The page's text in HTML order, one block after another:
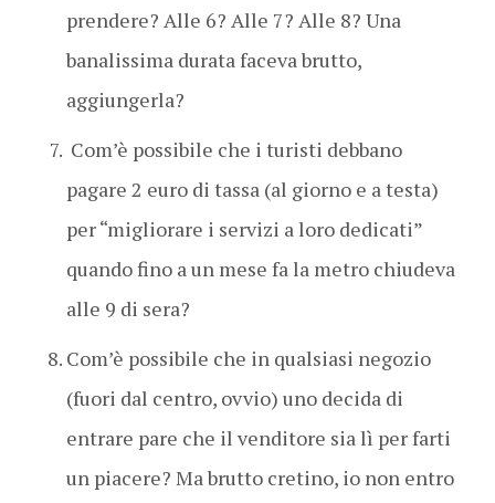
prendere? Alle 6? Alle 7? Alle 8? Una
banalissima durata faceva brutto,
aggiungerla?
Com’è possibile che i turisti debbano
pagare 2 euro di tassa (al giorno e a testa)
per “migliorare i servizi a loro dedicati”
quando fino a un mese fa la metro chiudeva
alle 9 di sera?
Com’è possibile che in qualsiasi negozio
(fuori dal centro, ovvio) uno decida di
entrare pare che il venditore sia lì per farti
un piacere? Ma brutto cretino, io non entro